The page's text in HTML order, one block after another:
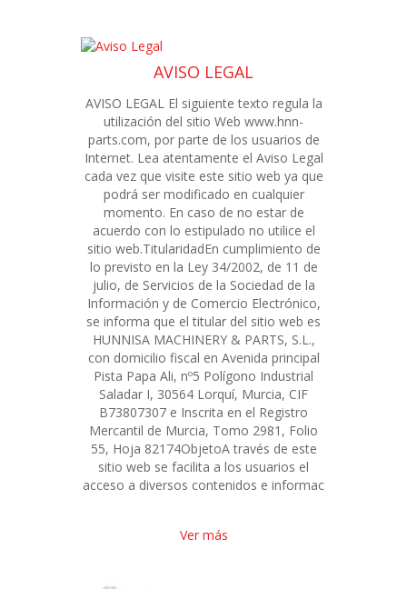
AVISO LEGAL
AVISO LEGAL El siguiente texto regula la
utilización del sitio Web www.hnn-
parts.com, por parte de los usuarios de
Internet. Lea atentamente el Aviso Legal
cada vez que visite este sitio web ya que
podrá ser modificado en cualquier
momento. En caso de no estar de
acuerdo con lo estipulado no utilice el
sitio web.TitularidadEn cumplimiento de
lo previsto en la Ley 34/2002, de 11 de
julio, de Servicios de la Sociedad de la
Información y de Comercio Electrónico,
se informa que el titular del sitio web es
HUNNISA MACHINERY & PARTS, S.L.,
con domicilio fiscal en Avenida principal
Pista Papa Ali, nº5 Polígono Industrial
Saladar I, 30564 Lorquí, Murcia, CIF
B73807307 e Inscrita en el Registro
Mercantil de Murcia, Tomo 2981, Folio
55, Hoja 82174ObjetoA través de este
sitio web se facilita a los usuarios el
acceso a diversos contenidos e informac
Ver más